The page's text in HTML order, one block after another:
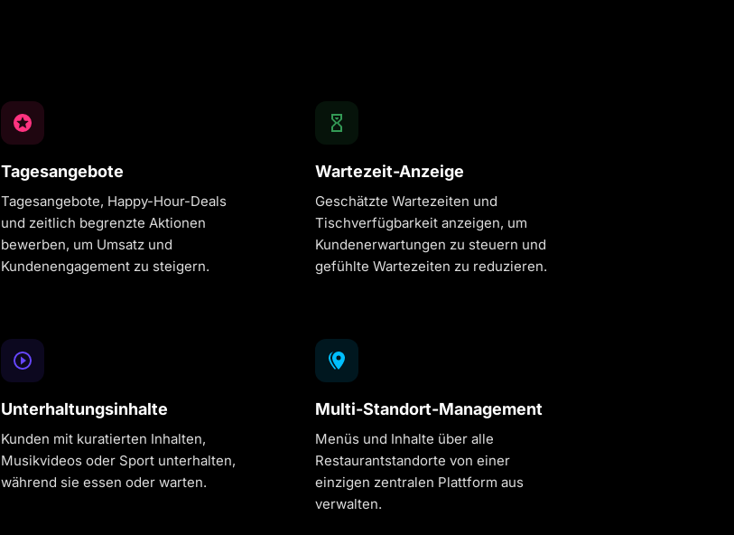
Tagesangebote
Tagesangebote, Happy-Hour-Deals
und zeitlich begrenzte Aktionen
bewerben, um Umsatz und
Kundenengagement zu steigern.
Wartezeit-Anzeige
Geschätzte Wartezeiten und
Tischverfügbarkeit anzeigen, um
Kundenerwartungen zu steuern und
gefühlte Wartezeiten zu reduzieren.
Unterhaltungsinhalte
Kunden mit kuratierten Inhalten,
Musikvideos oder Sport unterhalten,
während sie essen oder warten.
Multi-Standort-Management
Menüs und Inhalte über alle
Restaurantstandorte von einer
einzigen zentralen Plattform aus
verwalten.